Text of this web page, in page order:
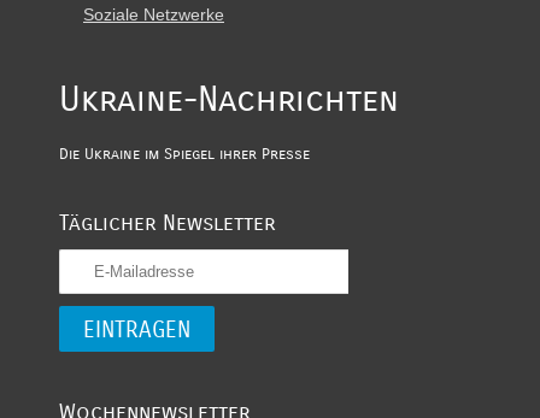
Soziale Netzwerke
Ukraine-Nachrichten
Die Ukraine im Spiegel ihrer Presse
Täglicher Newsletter
Wochennewsletter